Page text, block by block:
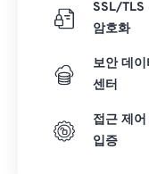
SSL/TLS
암호화
보안 데이
센터
접근 제
입증